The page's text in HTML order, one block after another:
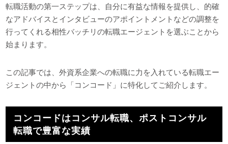
転職活動の第一ステップは、自分に有益な情報を提供し、的確
なアドバイスとインタビューのアポイントメントなどの調整を
行ってくれる相性バッチリの転職エージェントを選ぶことから
始まります。
この記事では、外資系企業への転職に力を入れている転職エー
ジェントの中から「コンコード」に特化してご紹介します。
コンコードはコンサル転職、ポストコンサル
転職で豊富な実績